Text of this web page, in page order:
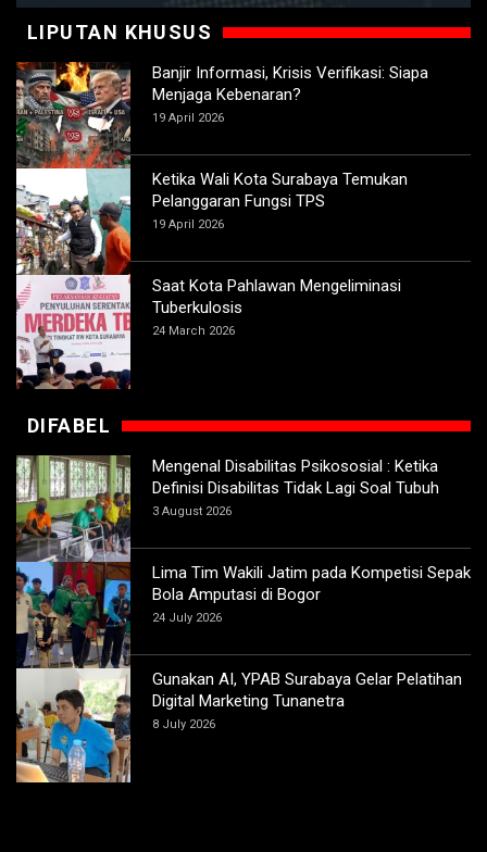
LIPUTAN KHUSUS
Banjir Informasi, Krisis Verifikasi: Siapa
Menjaga Kebenaran?
19 April 2026
Ketika Wali Kota Surabaya Temukan
Pelanggaran Fungsi TPS
19 April 2026
Saat Kota Pahlawan Mengeliminasi
Tuberkulosis
24 March 2026
DIFABEL
Mengenal Disabilitas Psikososial : Ketika
Definisi Disabilitas Tidak Lagi Soal Tubuh
3 August 2026
Lima Tim Wakili Jatim pada Kompetisi Sepak
Bola Amputasi di Bogor
24 July 2026
Gunakan AI, YPAB Surabaya Gelar Pelatihan
Digital Marketing Tunanetra
8 July 2026